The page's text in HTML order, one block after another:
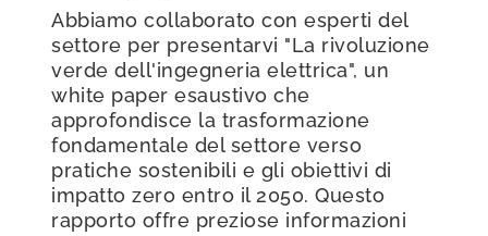
Abbiamo collaborato con esperti del
settore per presentarvi "La rivoluzione
verde dell'ingegneria elettrica", un
white paper esaustivo che
approfondisce la trasformazione
fondamentale del settore verso
pratiche sostenibili e gli obiettivi di
impatto zero entro il 2050. Questo
rapporto offre preziose informazioni